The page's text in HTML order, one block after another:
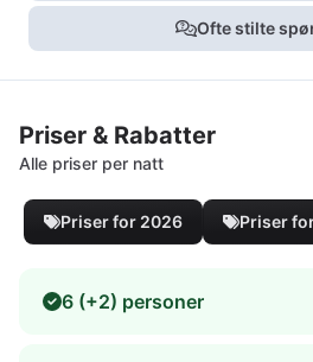
Ofte stilte
Priser & Rabatter
Alle priser per natt
Priser for 2026 Priser
6 (+2) personer